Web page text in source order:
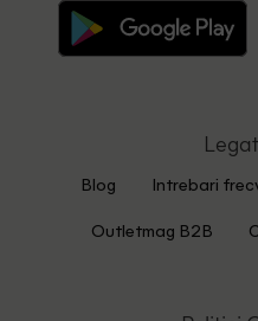
Blog Intrebari
Outletmag B2B